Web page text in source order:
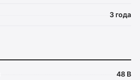
3 года
48 В